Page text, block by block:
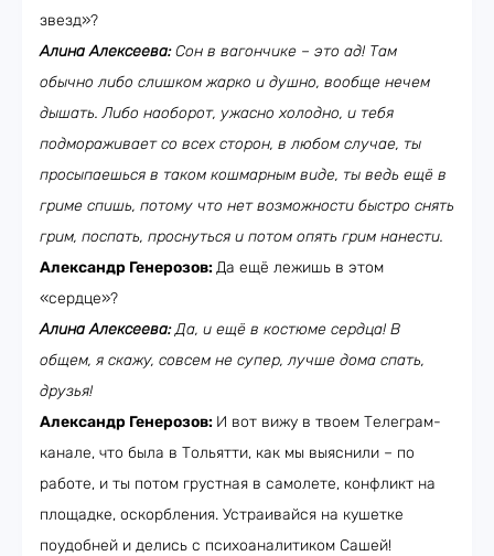
звезд»?
Алина Алексеева:Сон в вагончике – это ад! Там
обычно либо слишком жарко и душно, вообще нечем
дышать. Либо наоборот, ужасно холодно, и тебя
подмораживает со всех сторон, в любом случае, ты
просыпаешься в таком кошмарным виде, ты ведь ещё в
гриме спишь, потому что нет возможности быстро снять
грим, поспать, проснуться и потом опять грим нанести.
Александр Генерозов:Да ещё лежишь в этом
«сердце»?
Алина Алексеева:Да, и ещё в костюме сердца! В
общем, я скажу, совсем не супер, лучше дома спать,
друзья!
Александр Генерозов: И вот вижу в твоем Телеграм-
канале, что была в Тольятти, как мы выяснили – по
работе, и ты потом грустная в самолете, конфликт на
площадке, оскорбления. Устраивайся на кушетке
поудобней и делись с психоаналитиком Сашей!